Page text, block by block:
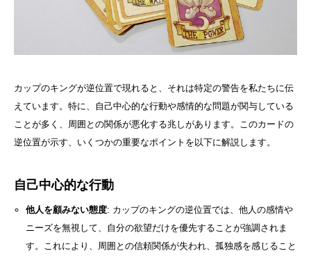
カップのキングが逆位置で現れると、それは特定の警告を私たちに伝
えています。特に、自己中心的な行動や感情的な問題が関与している
ことが多く、周囲との関係が悪化する兆しがあります。このカードの
逆位置が示す、いくつかの重要なポイントを以下に解説します。
自己中心的な行動
他人を顧みない態度: カップのキングの逆位置では、他人の感情や
ニーズを無視して、自分の欲望だけを優先することが強調されま
す。これにより、周囲との信頼関係が失われ、孤独感を感じること